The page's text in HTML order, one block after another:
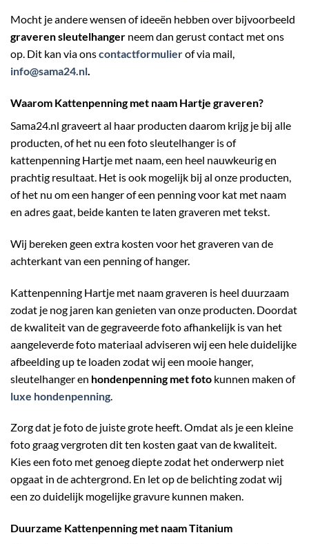
Mocht je andere wensen of ideeën hebben over bijvoorbeeld
graveren sleutelhanger neem dan gerust contact met ons
op. Dit kan via onscontactformulierof via mail,
info@sama24.nl.
Waarom Kattenpenning met naam Hartje graveren?
Sama24.nl graveert al haar producten daarom krijg je bij alle
producten, of het nu een foto sleutelhanger is of
kattenpenning Hartje met naam, een heel nauwkeurig en
prachtig resultaat. Het is ook mogelijk bij al onze producten,
of het nu om een hanger of een penning voor kat met naam
en adres gaat, beide kanten te laten graveren met tekst.
Wij bereken geen extra kosten voor het graveren van de
achterkant van een penning of hanger.
Kattenpenning Hartje met naam graveren is heel duurzaam
zodat je nog jaren kan genieten van onze producten. Doordat
de kwaliteit van de gegraveerde foto afhankelijk is van het
aangeleverde foto materiaal adviseren wij een hele duidelijke
afbeelding up te loaden zodat wij een mooie hanger,
sleutelhanger en hondenpenning met foto kunnen maken of
luxe hondenpenning
Zorg dat je foto de juiste grote heeft. Omdat als je een kleine
foto graag vergroten dit ten kosten gaat van de kwaliteit.
Kies een foto met genoeg diepte zodat het onderwerp niet
opgaat in de achtergrond. En let op de belichting zodat wij
een zo duidelijk mogelijke gravure kunnen maken.
Duurzame Kattenpenning met naam Titanium